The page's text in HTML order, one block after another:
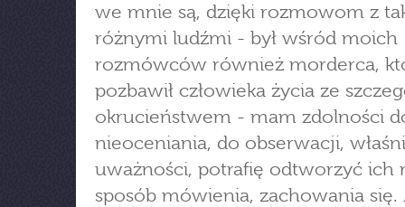
we mnie są, dzięki rozmowom z
różnymi ludźmi - był wśród moich
rozmówców również morderca,
pozbawił człowieka życia ze
okrucieństwem - mam zdolności
nieoceniania, do obserwacji,
uważności, potrafię odtworzyć ich
sposób mówienia, zachowania się.